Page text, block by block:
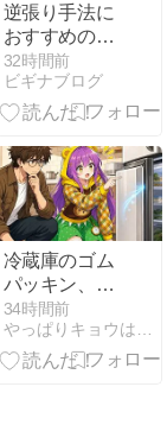
逆張り手法に
おすすめのイ
ンジケーター
5選！相場の
底と天井を狙
32時間前
ビギナブログ
冷蔵庫のゴム
パッキン、最
後に掃除した
のはいつです
か？ 数ミリの
34時間前
やっぱりキョウは小市民